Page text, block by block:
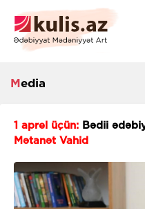
Media
1 aprel üçün: Bədii
Mətanət Vahid